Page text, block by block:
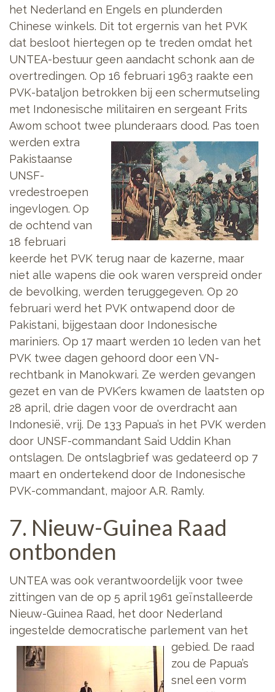
het Nederland en Engels en plunderden
Chinese winkels. Dit tot ergernis van het PVK
dat besloot hiertegen op te treden omdat het
UNTEA-bestuur geen aandacht schonk aan de
overtredingen. Op 16 februari 1963 raakte een
PVK-bataljon betrokken bij een schermutseling
met Indonesische militairen en sergeant Frits
Awom schoot twee plunderaars dood. Pas toen
werden extra
Pakistaanse
UNSF-
vredestroepen
ingevlogen. Op
de ochtend van
18 februari
keerde het PVK terug naar de kazerne, maar
niet alle wapens die ook waren verspreid onder
de bevolking, werden teruggegeven. Op 20
februari werd het PVK ontwapend door de
Pakistani, bijgestaan door Indonesische
mariniers. Op 17 maart werden 10 leden van het
PVK twee dagen gehoord door een VN-
rechtbank in Manokwari. Ze werden gevangen
gezet en van de PVK’ers kwamen de laatsten op
28 april, drie dagen voor de overdracht aan
Indonesië, vrij. De 133 Papua’s in het PVK werden
door UNSF-commandant Said Uddin Khan
ontslagen. De ontslagbrief was gedateerd op 7
maart en ondertekend door de Indonesische
PVK-commandant, majoor A.R. Ramly.
7. Nieuw-Guinea Raad
ontbonden
UNTEA was ook verantwoordelijk voor twee
zittingen van de op 5 april 1961 geïnstalleerde
Nieuw-Guinea Raad, het door Nederland
ingestelde democratische parlement van het
gebied. De raad
zou de Papua’s
snel een vorm